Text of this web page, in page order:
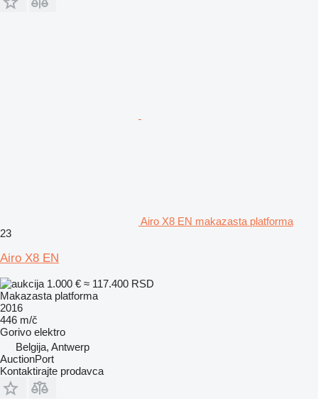
Airo X8 EN makazasta platforma
23
Airo X8 EN
1.000 € ≈ 117.400 RSD
Makazasta platforma
2016
446 m/č
Gorivo elektro
Belgija, Antwerp
AuctionPort
Kontaktirajte prodavca